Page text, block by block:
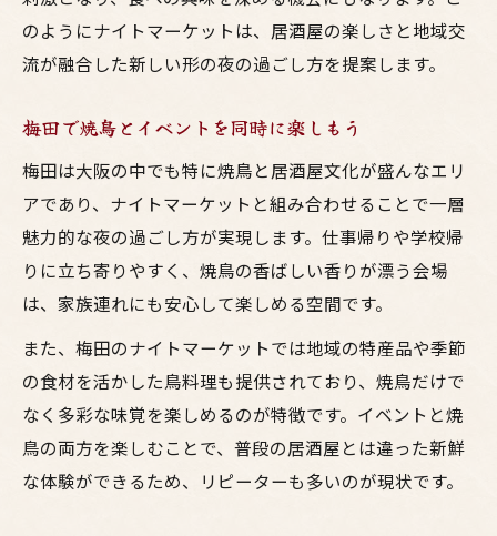
のようにナイトマーケットは、居酒屋の楽しさと地域交
流が融合した新しい形の夜の過ごし方を提案します。
梅田で焼鳥とイベントを同時に楽しもう
梅田は大阪の中でも特に焼鳥と居酒屋文化が盛んなエリ
アであり、ナイトマーケットと組み合わせることで一層
魅力的な夜の過ごし方が実現します。仕事帰りや学校帰
りに立ち寄りやすく、焼鳥の香ばしい香りが漂う会場
は、家族連れにも安心して楽しめる空間です。
また、梅田のナイトマーケットでは地域の特産品や季節
の食材を活かした鳥料理も提供されており、焼鳥だけで
なく多彩な味覚を楽しめるのが特徴です。イベントと焼
鳥の両方を楽しむことで、普段の居酒屋とは違った新鮮
な体験ができるため、リピーターも多いのが現状です。